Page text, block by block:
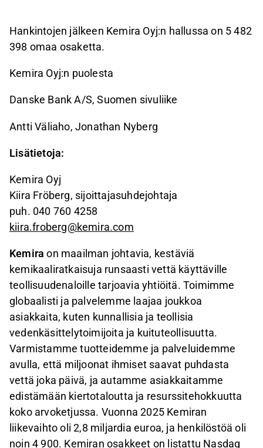
Hankintojen jälkeen Kemira Oyj:n hallussa on 5 482
398 omaa osaketta.
Kemira Oyj:n puolesta
Danske Bank A/S, Suomen sivuliike
Antti Väliaho, Jonathan Nyberg
Lisätietoja:
Kemira Oyj
Kiira Fröberg, sijoittajasuhdejohtaja
puh. 040 760 4258
kiira.froberg@kemira.com
Kemira on maailman johtavia, kestäviä
kemikaaliratkaisuja runsaasti vettä käyttäville
teollisuudenaloille tarjoavia yhtiöitä. Toimimme
globaalisti ja palvelemme laajaa joukkoa
asiakkaita, kuten kunnallisia ja teollisia
vedenkäsittelytoimijoita ja kuituteollisuutta.
Varmistamme tuotteidemme ja palveluidemme
avulla, että miljoonat ihmiset saavat puhdasta
vettä joka päivä, ja autamme asiakkaitamme
edistämään kiertotaloutta ja resurssitehokkuutta
koko arvoketjussa. Vuonna 2025 Kemiran
liikevaihto oli 2,8 miljardia euroa, ja henkilöstöä oli
noin 4 900. Kemiran osakkeet on listattu Nasdaq